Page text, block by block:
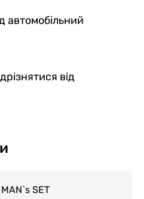
автомобільний
від
MAN`s SET